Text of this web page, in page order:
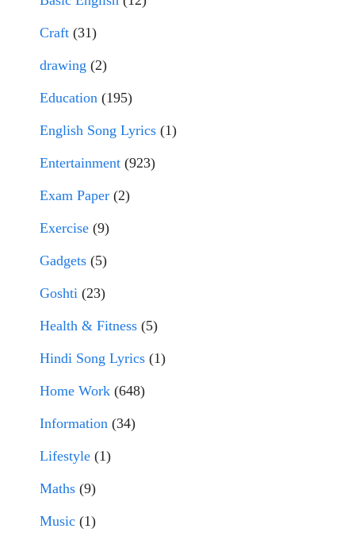
Craft (31)
drawing (2)
Education (195)
English Song Lyrics (1)
Entertainment (923)
Exam Paper (2)
Exercise (9)
Gadgets (5)
Goshti (23)
Health & Fitness (5)
Hindi Song Lyrics (1)
Home Work (648)
Information (34)
Lifestyle (1)
Maths (9)
Music (1)